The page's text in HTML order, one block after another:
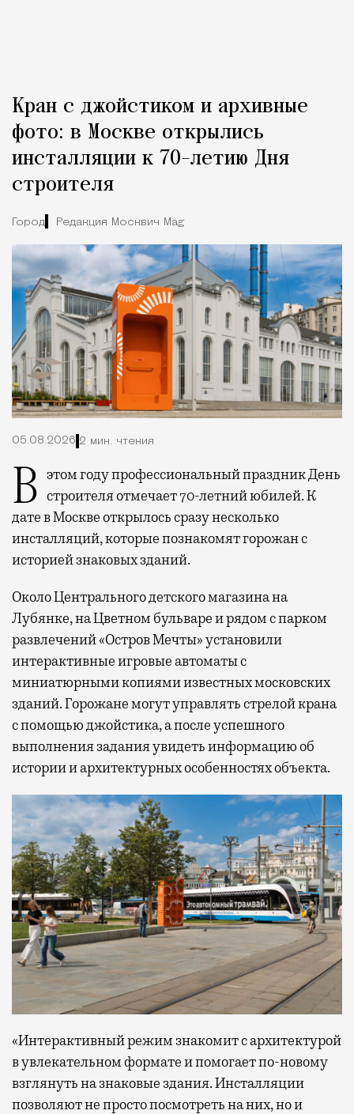
Кран с джойстиком и архивные
фото: в Москве открылись
инсталляции к 70-летию Дня
строителя
Город Редакция Москвич Mag
05.08.2026 2 мин. чтения
В этом году профессиональный праздник День строителя отмечает 70-летний юбилей. К
дате в Москве открылось сразу несколько
инсталляций, которые познакомят горожан с
историей знаковых зданий.
Около Центрального детского магазина на
Лубянке, на Цветном бульваре и рядом с парком
развлечений «Остров Мечты» установили
интерактивные игровые автоматы с
миниатюрными копиями известных московских
зданий. Горожане могут управлять стрелой крана
с помощью джойстика, а после успешного
выполнения задания увидеть информацию об
истории и архитектурных особенностях объекта.
«Интерактивный режим знакомит с архитектурой
в увлекательном формате и помогает по-новому
взглянуть на знаковые здания. Инсталляции
позволяют не просто посмотреть на них, но и